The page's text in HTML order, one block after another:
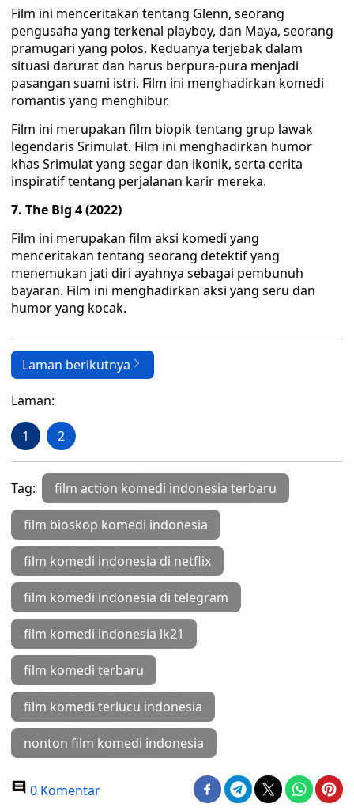
Film ini menceritakan tentang Glenn, seorang
pengusaha yang terkenal playboy, dan Maya, seorang
pramugari yang polos. Keduanya terjebak dalam
situasi darurat dan harus berpura-pura menjadi
pasangan suami istri. Film ini menghadirkan komedi
romantis yang menghibur.
Film ini merupakan film biopik tentang grup lawak
legendaris Srimulat. Film ini menghadirkan humor
khas Srimulat yang segar dan ikonik, serta cerita
inspiratif tentang perjalanan karir mereka.
7. The Big 4 (2022)
Film ini merupakan film aksi komedi yang
menceritakan tentang seorang detektif yang
menemukan jati diri ayahnya sebagai pembunuh
bayaran. Film ini menghadirkan aksi yang seru dan
humor yang kocak.
Laman berikutnya
Laman:
1 2
Tag: film action komedi indonesia terbaru
film bioskop komedi indonesia
film komedi indonesia di netflix
film komedi indonesia di telegram
film komedi indonesia lk21
film komedi terbaru
film komedi terlucu indonesia
nonton film komedi indonesia
0 Komentar